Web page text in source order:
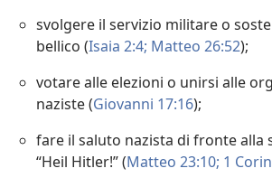
svolgere il servizio militare o
bellico (Isaia 2:4; Matteo 26:52);
votare alle elezioni o unirsi alle
naziste (Giovanni 17:16);
fare il saluto nazista di fronte alla
“Heil Hitler!” (Matteo 23:10; 1